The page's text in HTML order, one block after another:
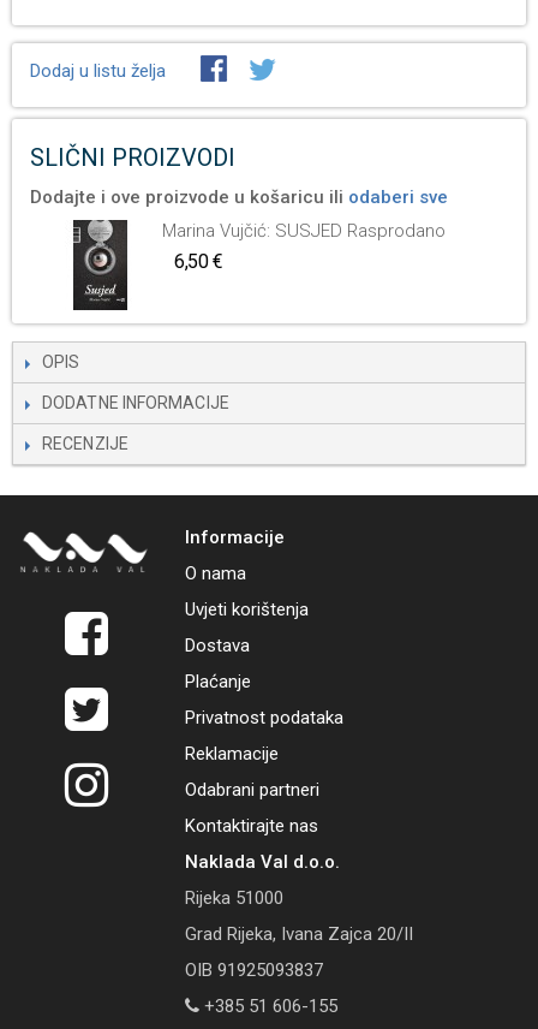
Dodaj u listu želja
SLIČNI PROIZVODI
Dodajte i ove proizvode u košaricu ili odaberi sve
Marina Vujčić: SUSJED Rasprodano
6,50 €
OPIS
DODATNE INFORMACIJE
RECENZIJE
Informacije
O nama
Uvjeti korištenja
Dostava
Plaćanje
Privatnost podataka
Reklamacije
Odabrani partneri
Kontaktirajte nas
Naklada Val d.o.o.
Rijeka 51000
Grad Rijeka, Ivana Zajca 20/II
OIB 91925093837
+385 51 606-155